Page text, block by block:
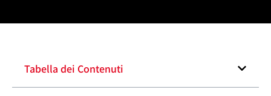
Tabella dei Contenuti